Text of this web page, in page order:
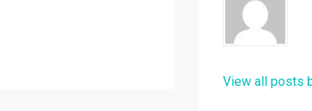
View all posts